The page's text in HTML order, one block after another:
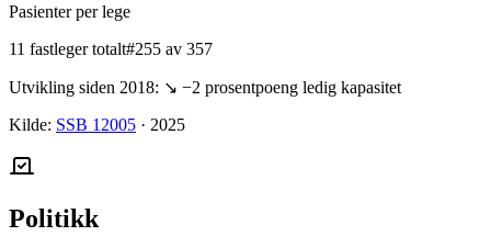
Pasienter per lege
11 fastleger totalt#255 av 357
Utvikling siden 2018: ↘ −2 prosentpoeng ledig kapasitet
Kilde: SSB 12005 · 2025
Politikk